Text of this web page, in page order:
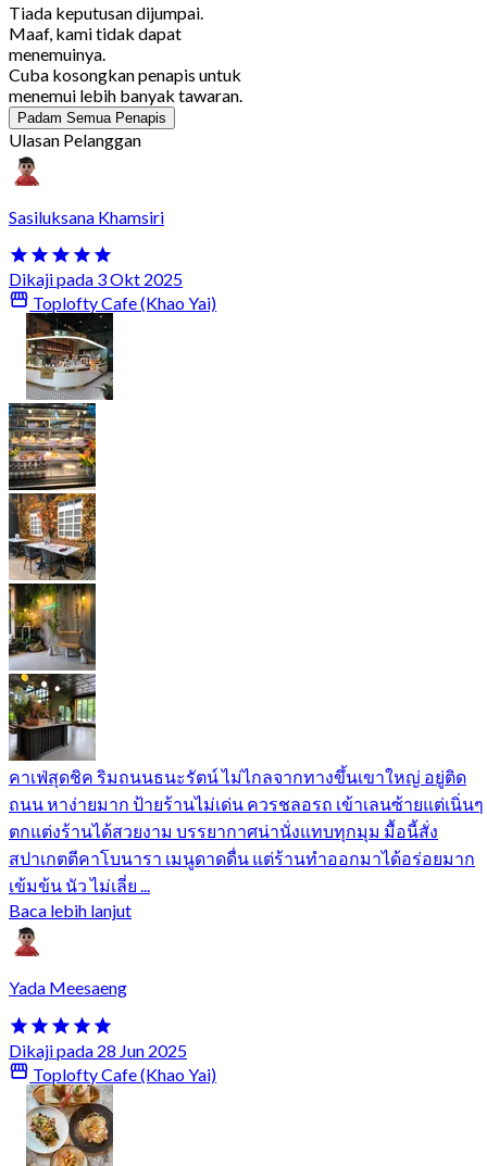
Tiada keputusan dijumpai.
Maaf, kami tidak dapat
menemuinya.
Cuba kosongkan penapis untuk
menemui lebih banyak tawaran.
Padam Semua Penapis
Ulasan Pelanggan
Sasiluksana Khamsiri
Dikaji pada 3 Okt 2025
Toplofty Cafe (Khao Yai)
คาเฟ่สุดชิค ริมถนนธนะรัตน์ ไม่ไกลจากทางขึ้นเขาใหญ่ อยู่ติด
ถนน หาง่ายมาก ป้ายร้านไม่เด่น ควรชลอรถ เข้าเลนซ้ายแต่เนิ่นๆ
ตกแต่งร้านได้สวยงาม บรรยากาศน่านั่งแทบทุกมุม มื้อนี้สั่ง
สปาเกตตีคาโบนารา เมนูดาดดื่น แต่ร้านทำออกมาได้อร่อยมาก
เข้มข้น นัว ไม่เลี่ย ...
Baca lebih lanjut
Yada Meesaeng
Dikaji pada 28 Jun 2025
Toplofty Cafe (Khao Yai)